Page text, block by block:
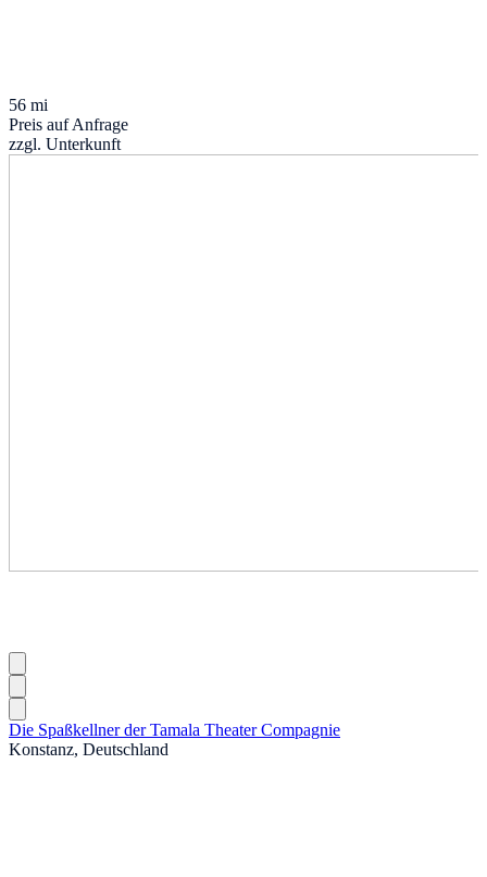
56 mi
Preis auf Anfrage
zzgl. Unterkunft
Die Spaßkellner der Tamala Theater Compagnie
Konstanz, Deutschland